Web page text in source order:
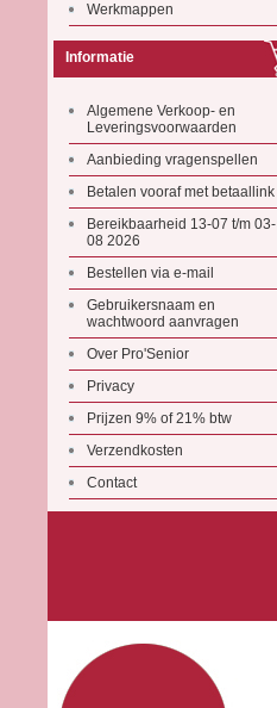
Werkmappen
Informatie
Algemene Verkoop- en
Leveringsvoorwaarden
Aanbieding vragenspellen
Betalen vooraf met betaallink
Bereikbaarheid 13-07 t/m 03-
08 2026
Bestellen via e-mail
Gebruikersnaam en
wachtwoord aanvragen
Over Pro'Senior
Privacy
Prijzen 9% of 21% btw
Verzendkosten
Contact